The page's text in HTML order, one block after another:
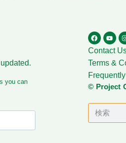
Contact
Terms &
© Project